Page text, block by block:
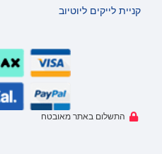
קניית לייקים ליוטיוב
התשלום באתר מאובטח